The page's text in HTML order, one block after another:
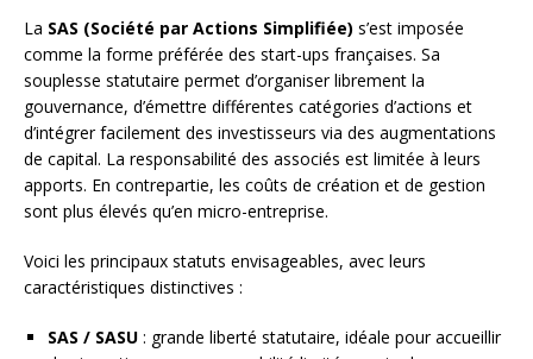
La SAS (Société par Actions Simplifiée) s’est imposée
comme la forme préférée des start-ups françaises. Sa
souplesse statutaire permet d’organiser librement la
gouvernance, d’émettre différentes catégories d’actions et
d’intégrer facilement des investisseurs via des augmentations
de capital. La responsabilité des associés est limitée à leurs
apports. En contrepartie, les coûts de création et de gestion
sont plus élevés qu’en micro-entreprise.
Voici les principaux statuts envisageables, avec leurs
caractéristiques distinctives :
SAS / SASU : grande liberté statutaire, idéale pour accueillir